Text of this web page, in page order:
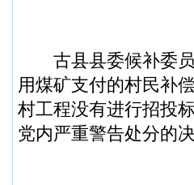
古县县委候补委员
用煤矿支付的村民补
村工程没有进行招投
党内严重警告处分的决